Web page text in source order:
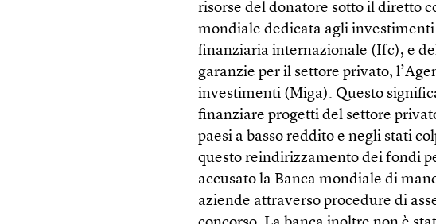
risorse del donatore sotto il diretto
mondiale dedicata agli
finanziaria internazionale (Ifc), e
garanzie per il settore privato,
investimenti (Miga). Questo
finanziare progetti del settore
paesi a basso reddito e negli stati
questo reindirizzamento dei fondi
accusato la Banca mondiale di
aziende attraverso procedure di